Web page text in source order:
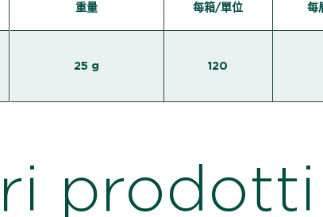
重量 每箱/單位 每
25 g 120
prodotti